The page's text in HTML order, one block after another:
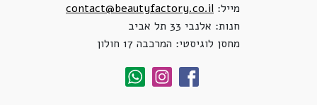
מייל: contact@beautyfactory.co.il
חנות: אלנבי 33 תל אביב
מחסן לוגיסטי: המרכבה 17 חולון